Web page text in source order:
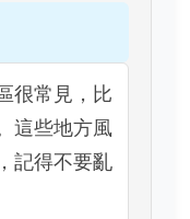
很常見，比
這些地方風
記得不要亂